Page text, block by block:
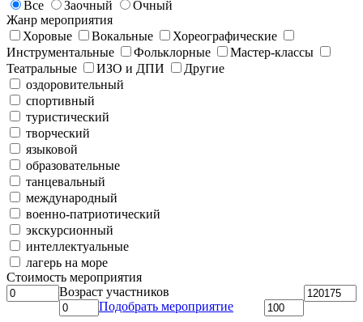
Все Заочный
Очный
Жанр мероприятия
Хоровые
Вокальные
Хореографические
Инструментальные
Фольклорные
Мастер-классы
Театральные
ИЗО и ДПИ
Другие
оздоровительный
спортивный
туристический
творческий
языковой
образовательные
танцевальный
международный
военно-патриотический
экскурсионный
интеллектуальные
лагерь на море
Стоимость мероприятия
Возраст участников
Подобрать мероприятие